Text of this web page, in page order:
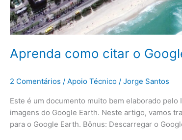
Aprenda como citar o
2 Comentários / Apoio Técnico / Jorge Santos
Este é um documento muito bem elaborado
imagens do Google Earth. Neste artigo, vamos
para o Google Earth. Bônus: Descarregar o